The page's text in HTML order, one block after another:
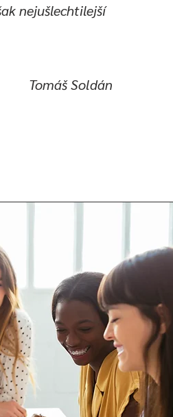
nejušlechtilejší
Tomáš Soldán